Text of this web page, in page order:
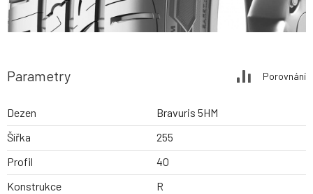
Parametry Porovnání
Dezen
Bravuris 5HM
Šířka
255
Profil
40
Konstrukce
R